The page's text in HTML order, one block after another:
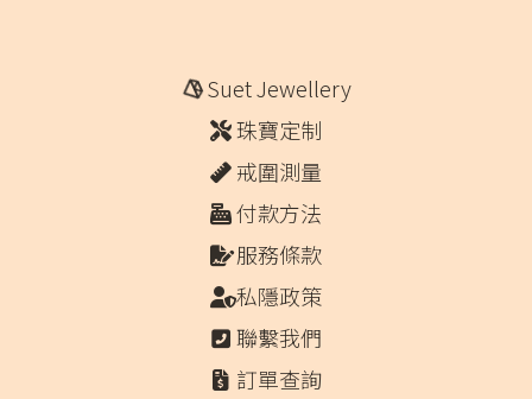
Suet Jewellery
珠寶定制
戒圍測量
付款方法
服務條款
私隱政策
聯繫我們
訂單查詢